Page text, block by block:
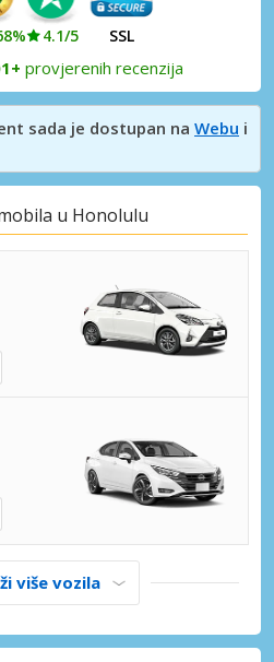
4.1/5 SSL
provjerenih recenzija
sada je dostupan na Webu i
u Honolulu
više vozila